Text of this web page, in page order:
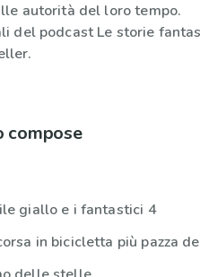
autorità del loro tempo.
del podcast Le storie
compose
giallo e i fantastici 4